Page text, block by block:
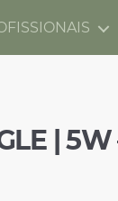
| 5W